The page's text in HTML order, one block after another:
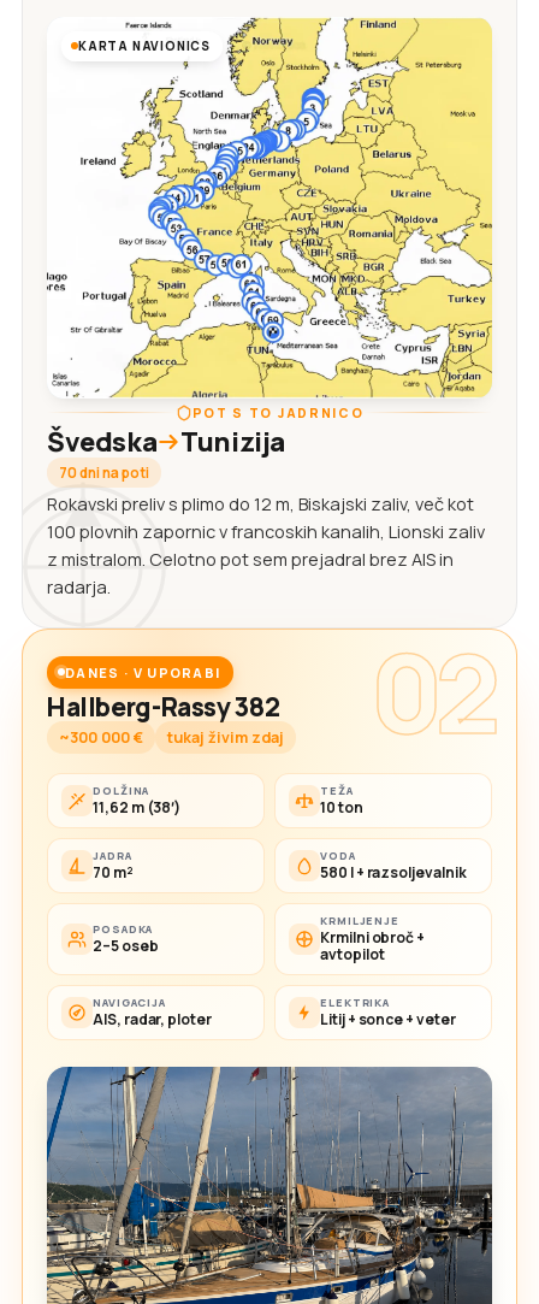
KARTA NAVIONICS
POT S TO JADRNICO
Švedska Tunizija
70 dni na poti
Rokavski preliv s plimo do 12 m, Biskajski zaliv, več kot
100 plovnih zapornic v francoskih kanalih, Lionski zaliv
z mistralom. Celotno pot sem prejadral brez AIS in
radarja.
02
DANES · V UPORABI
Hallberg-Rassy 382
~300 000 € tukaj živim zdaj
DOLŽINA
11,62 m (38′)
TEŽA
10 ton
JADRA
70 m²
VODA
580 l + razsoljevalnik
POSADKA
2–5 oseb
KRMILJENJE
Krmilni obroč +
avtopilot
NAVIGACIJA
AIS, radar, ploter
ELEKTRIKA
Litij + sonce + veter